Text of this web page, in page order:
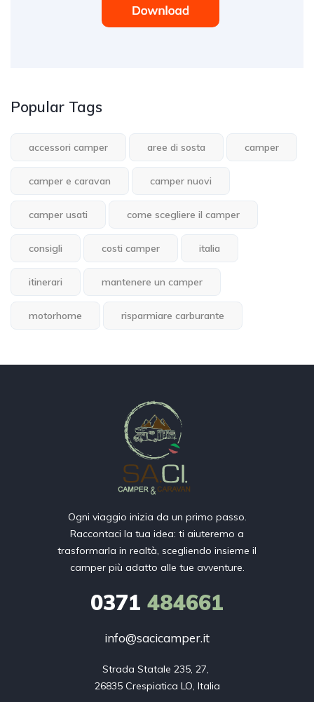
Popular Tags
accessori camper aree di sosta camper
camper e caravan camper nuovi
camper usati come scegliere il camper
consigli costi camper italia
itinerari mantenere un camper
motorhome risparmiare carburante
Ogni viaggio inizia da un primo passo.
Raccontaci la tua idea: ti aiuteremo a
trasformarla in realtà, scegliendo insieme il
camper più adatto alle tue avventure.
0371 484661
info@sacicamper.it
Strada Statale 235, 27,
26835 Crespiatica LO, Italia